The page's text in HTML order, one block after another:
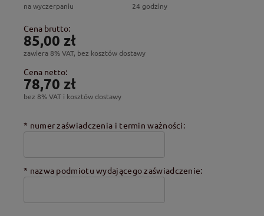
na wyczerpaniu
24 godziny
Cena brutto:
85,00 zł
zawiera 8% VAT, bez kosztów dostawy
Cena netto:
78,70 zł
bez 8% VAT i kosztów dostawy
* numer zaświadczenia i termin ważności:
* nazwa podmiotu wydającego zaświadczenie: